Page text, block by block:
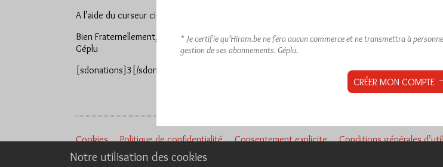
A l’aide du curseur ci-dessous ou à l’adresse
Bien Fraternellement,
Géplu
[sdonations]3[/sdonations]
Cookies Politique de confidentialité Consentement explicite Conditions générales
Notre utilisation des cookies
* Je certifie qu’Hiram.be ne fera aucun commerce et ne transmettra à
gestion de ses abonnements. Géplu.
CRÉER MON COMPTE